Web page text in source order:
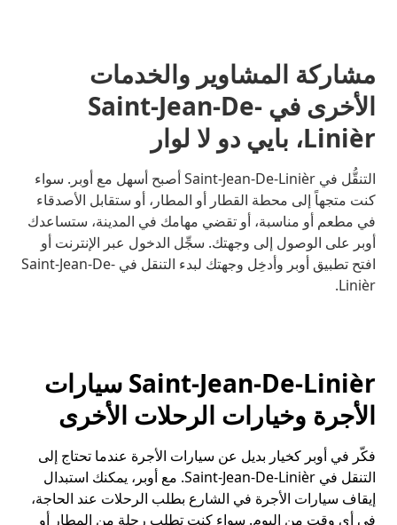
مشاركة المشاوير والخدمات
الأخرى في Saint-Jean-De-
Linièr، بايي دو لا لوار
التنقُّل في Saint-Jean-De-Linièr أصبح أسهل مع أوبر. سواء
كنت متجهاً إلى محطة القطار أو المطار، أو ستقابل الأصدقاء
في مطعم أو مناسبة، أو تقضي مهامك في المدينة، ستساعدك
أوبر على الوصول إلى وجهتك. سجِّل الدخول عبر الإنترنت أو
افتح تطبيق أوبر وأدخِل وجهتك لبدء التنقل في Saint-Jean-De-
Linièr.
Saint-Jean-De-Linièr سيارات
الأجرة وخيارات الرحلات الأخرى
فكّر في أوبر كخيار بديل عن سيارات الأجرة عندما تحتاج إلى
التنقل في Saint-Jean-De-Linièr. مع أوبر، يمكنك استبدال
إيقاف سيارات الأجرة في الشارع بطلب الرحلات عند الحاجة،
في أي وقت من اليوم. سواء كنت تطلب رحلة من المطار أو